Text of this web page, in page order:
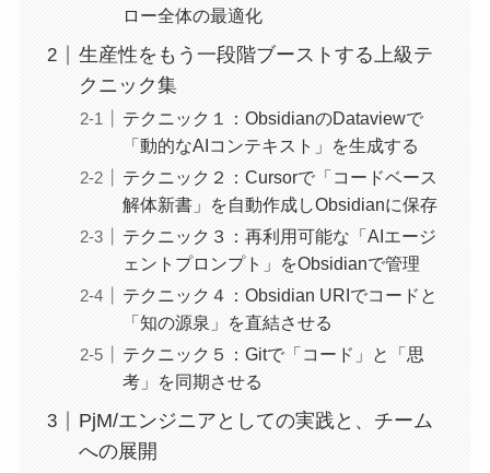
ロー全体の最適化
生産性をもう一段階ブーストする上級テ
クニック集
テクニック１：ObsidianのDataviewで
「動的なAIコンテキスト」を生成する
テクニック２：Cursorで「コードベース
解体新書」を自動作成しObsidianに保存
テクニック３：再利用可能な「AIエージ
ェントプロンプト」をObsidianで管理
テクニック４：Obsidian URIでコードと
「知の源泉」を直結させる
テクニック５：Gitで「コード」と「思
考」を同期させる
PjM/エンジニアとしての実践と、チーム
への展開